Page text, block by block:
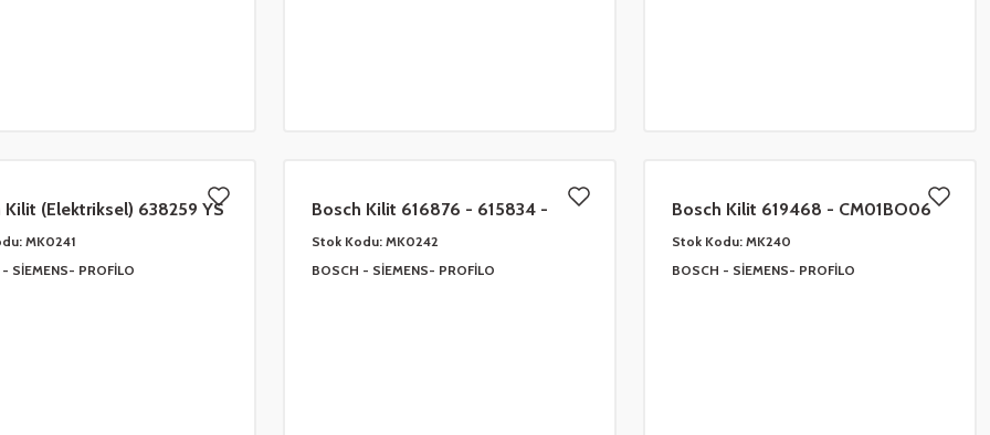
Kilit (Elektriksel) 638259 YS
TRK CM01BO07
MK0241
SİEMENS- PROFİLO
Bosch Kilit 616876 - 615834 -
CM01BO03 YS
Stok Kodu: MK0242
BOSCH - SİEMENS- PROFİLO
Bosch Kilit 619468 - CM01BO06
YS
Stok Kodu: MK240
BOSCH - SİEMENS- PROFİLO